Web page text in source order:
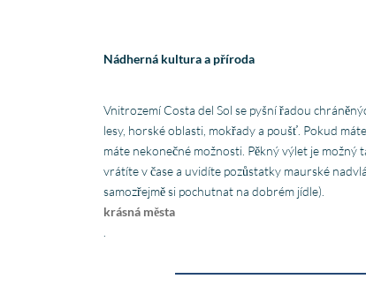
Nádherná kultura a příroda
Vnitrozemí Costa del Sol se pyšní řadou
lesy, horské oblasti, mokřady a poušť. Pokud
máte nekonečné možnosti. Pěkný výlet je možný
vrátíte v čase a uvidíte pozůstatky maurské
samozřejmě si pochutnat na dobrém jídle).
krásná města